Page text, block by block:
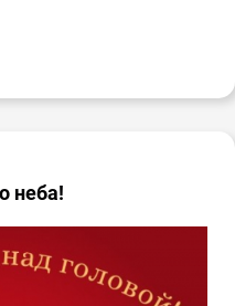
неба!